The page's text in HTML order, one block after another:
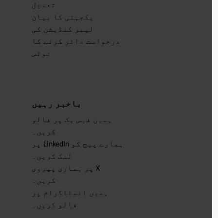
تعمیل
یکجہتی کا بیان
لیبر کنڈیشن کی
درخواست دائر کرنے کا
نوٹس
باخبر رہیں
ہمیں فیس بک پر فالو
کریں۔
ہمارے پیج کو LinkedIn پر
لنک کریں۔
X پر ہماری پیروی
کریں۔
ہمیں انسٹاگرام پر
فالو کریں۔